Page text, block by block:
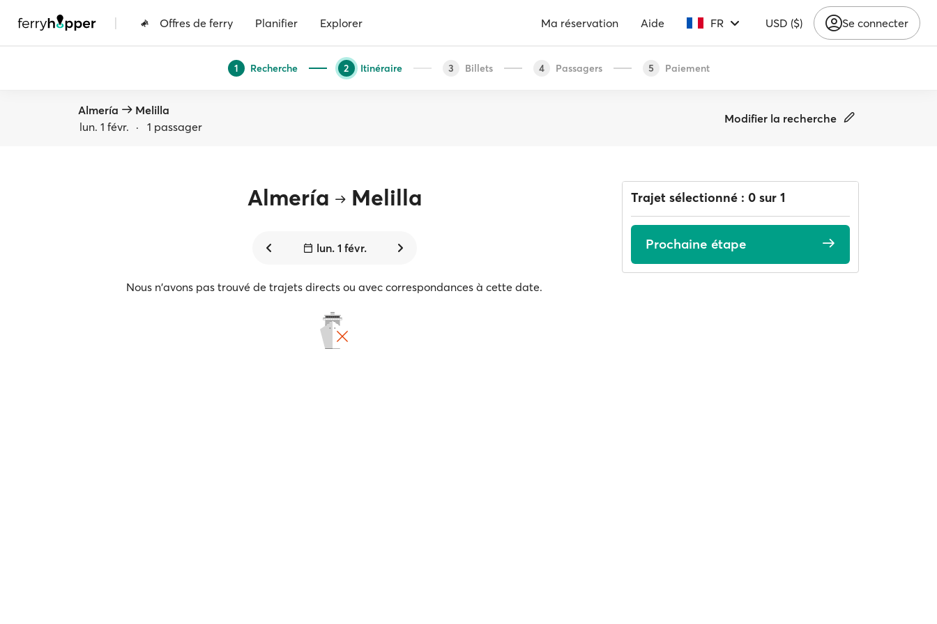
| Offres de ferry Planifier Explorer Ma réservation Aide FR USD ($) Se connecter
1 Recherche 2 Itinéraire 3 Billets 4 Passagers 5 Paiement
Almería
Melilla
lun. 1 févr. · 1 passager
Modifier la recherche
Almería Melilla
lun. 1 févr.
Nous n'avons pas trouvé de trajets directs ou avec correspondances à cette date.
Trajet sélectionné : 0 sur 1
Prochaine étape